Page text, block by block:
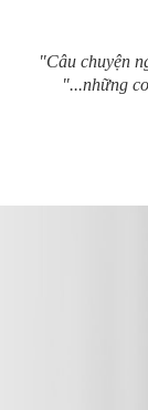
"Câu chuyện
"...những